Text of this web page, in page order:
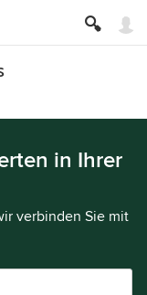
in Ihrer
verbinden Sie mit